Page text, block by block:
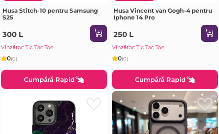
Husa Stitch-10 pentru Samsung
S25
300 L
Vînzător: Tic Tac Toe
0(0)
Cumpără Rapid
Husa Vincent van Gogh-4 pentru
Iphone 14 Pro
250 L
Vînzător: Tic Tac Toe
0(0)
Cumpără Rapid